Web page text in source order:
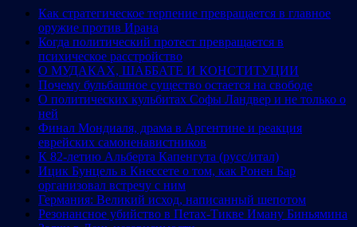
Как стратегическое терпение превращается в главное
оружие против Ирана
Когда политический протест превращается в
психическое расстройство
О МУДАКАХ, ШАББАТЕ И КОНСТИТУЦИИ
Почему бульбашное существо остается на свободе
О политических кульбитах Софы Ландвер и не только о
ней
Финал Мондиаля, драма в Аргентине и реакция
еврейских самоненавистников
К 82-летию Альберта Капенгута (русс/итал)
Ицик Бунцель в Кнессете о том, как Ронен Бар
организовал встречу с ним
Германия: Великий исход, написанный шепотом
Резонансное убийство в Петах-Тикве Иману Биньямина